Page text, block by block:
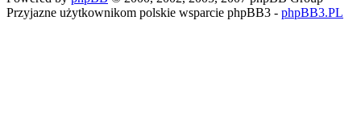
Przyjazne użytkownikom polskie wsparcie phpBB3 - phpBB3.PL